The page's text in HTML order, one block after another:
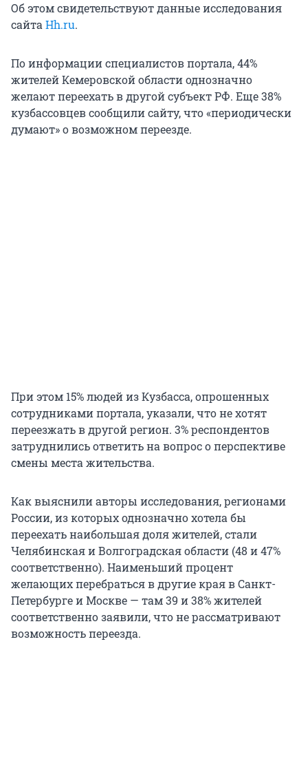
Об этом свидетельствуют данные исследования
сайтаHh.ru.
По информации специалистов портала, 44%
жителей Кемеровской области однозначно
желают переехать в другой субъект РФ. Еще 38%
кузбассовцев сообщили сайту, что «периодически
думают» о возможном переезде.
При этом 15% людей из Кузбасса, опрошенных
сотрудниками портала, указали, что не хотят
переезжать в другой регион. 3% респондентов
затруднились ответить на вопрос о перспективе
смены места жительства.
Как выяснили авторы исследования, регионами
России, из которых однозначно хотела бы
переехать наибольшая доля жителей, стали
Челябинская и Волгоградская области (48 и 47%
соответственно). Наименьший процент
желающих перебраться в другие края в Санкт-
Петербурге и Москве — там 39 и 38% жителей
соответственно заявили, что не рассматривают
возможность переезда.